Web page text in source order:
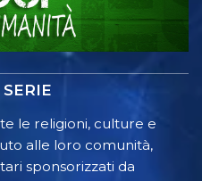
le religioni, culture e
alle loro comunità,
sponsorizzati da